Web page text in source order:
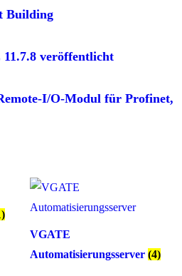
Building
11.7.8 veröffentlicht
I/O-Modul für Profinet,
VGATE
Automatisierungsserver (4)